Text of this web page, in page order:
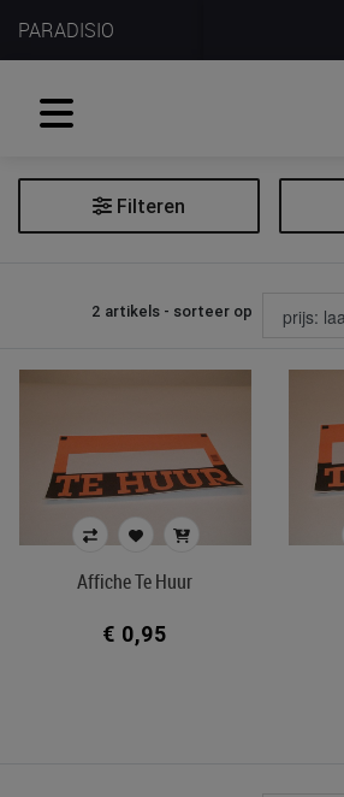
PARADISIO
Filteren
Kleur
2 artikels - sorteer op
Affiche Te Huur
€ 0,95